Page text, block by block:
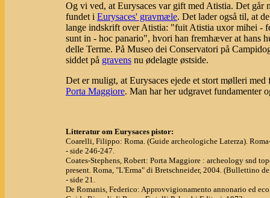
Og vi ved, at Eurysaces var gift med Atistia. Det går
fundet i Eurysaces' gravmæle. Det lader også til, at
lange indskrift over Atistia: "fuit Atistia uxor mihei -
sunt in - hoc panario", hvori han fremhæver at hans
delle Terme. På Museo dei Conservatori på
siddet på gravens nu ødelagte østside.
Det er muligt, at Eurysaces ejede et stort mølleri
Porta Maggiore. Man har her udgravet fundamenter
Litteratur om Eurysaces pistor:
Coarelli, Filippo: Roma. (Guide archeologiche Laterza).
- side 246-247.
Coates-Stephens, Robert: Porta Maggiore : archeology snd
present. Roma, "L'Erma" di Bretschneider, 2004. (Bullettino
- side 21.
De Romanis, Federico: Approvvigionamento annonario ed